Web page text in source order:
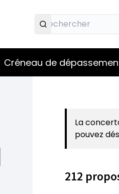
Créneau de
La
pouvez
212